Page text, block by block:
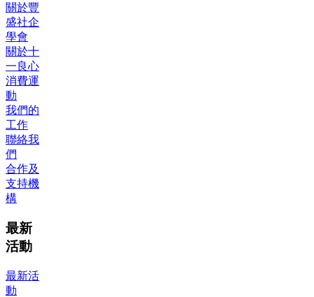
關於豐
盛社企
學會
關於十
一良心
消費運
動
我們的
工作
聯絡我
們
合作及
支持機
構
最新
活動
最新活
動